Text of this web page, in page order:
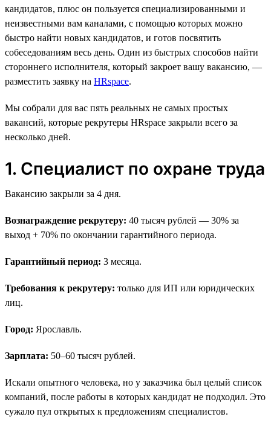
кандидатов, плюс он пользуется специализированными и
неизвестными вам каналами, с помощью которых можно
быстро найти новых кандидатов, и готов посвятить
собеседованиям весь день. Один из быстрых способов найти
стороннего исполнителя, который закроет вашу вакансию, —
разместить заявку на HRspace.
Мы собрали для вас пять реальных не самых простых
вакансий, которые рекрутеры HRspace закрыли всего за
несколько дней.
1. Специалист по охране труда
Вакансию закрыли за 4 дня.
Вознаграждение рекрутеру: 40 тысяч рублей — 30% за
выход + 70% по окончании гарантийного периода.
Гарантийный период: 3 месяца.
Требования к рекрутеру: только для ИП или юридических
лиц.
Город: Ярославль.
Зарплата: 50–60 тысяч рублей.
Искали опытного человека, но у заказчика был целый список
компаний, после работы в которых кандидат не подходил. Это
сужало пул открытых к предложениям специалистов.